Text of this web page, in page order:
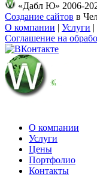
«Дабл Ю» 2006-
Создание сайтов в
О компании | Услуги |
Соглашение на
О компании
Услуги
Цены
Портфолио
Контакты